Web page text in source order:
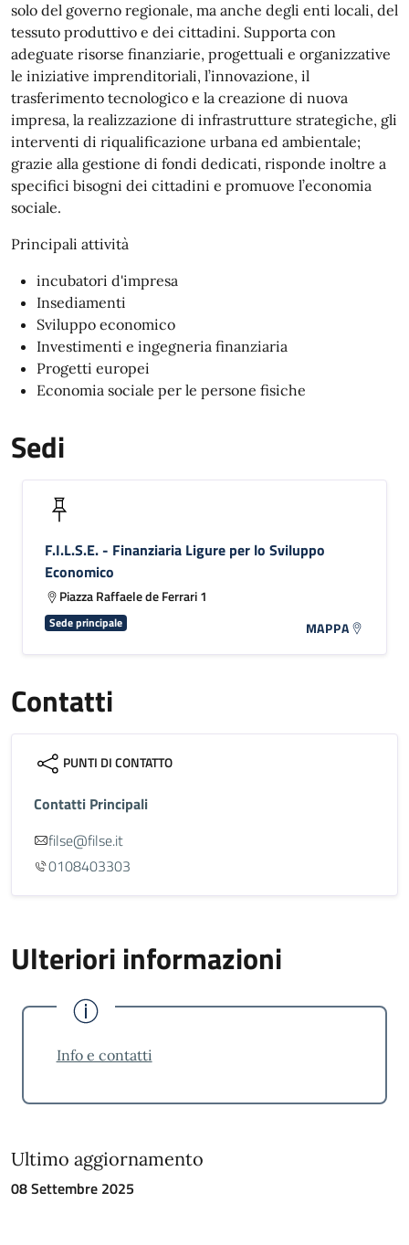
solo del governo regionale, ma anche degli enti locali, del
tessuto produttivo e dei cittadini. Supporta con
adeguate risorse finanziarie, progettuali e organizzative
le iniziative imprenditoriali, l’innovazione, il
trasferimento tecnologico e la creazione di nuova
impresa, la realizzazione di infrastrutture strategiche, gli
interventi di riqualificazione urbana ed ambientale;
grazie alla gestione di fondi dedicati, risponde inoltre a
specifici bisogni dei cittadini e promuove l’economia
sociale.
Principali attività
incubatori d'impresa
Insediamenti
Sviluppo economico
Investimenti e ingegneria finanziaria
Progetti europei
Economia sociale per le persone fisiche
Sedi
F.I.L.S.E. - Finanziaria Ligure per lo Sviluppo
Economico
Piazza Raffaele de Ferrari 1
Sede principale MAPPA
Contatti
PUNTI DI CONTATTO
Contatti Principali
filse@filse.it
0108403303
Ulteriori informazioni
Info e contatti
Ultimo aggiornamento
08 Settembre 2025